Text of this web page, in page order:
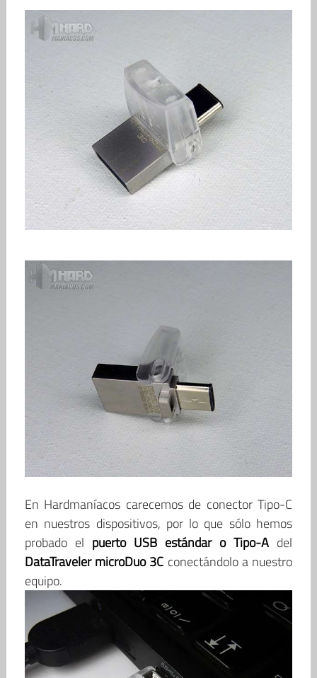
En Hardmaníacos carecemos de conector Tipo-C
en nuestros dispositivos, por lo que sólo hemos
probado el puerto USB estándar o Tipo-A del
DataTraveler microDuo 3C conectándolo a nuestro
equipo.